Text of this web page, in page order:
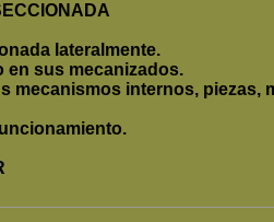
lateralmente.
en sus mecanizados.
mecanismos internos, piezas,